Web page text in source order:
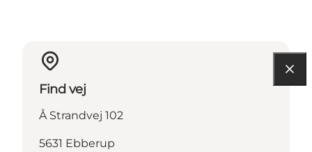
Find vej
Å Strandvej 102
5631 Ebberup